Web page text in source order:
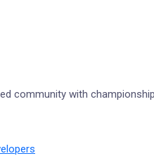
community with